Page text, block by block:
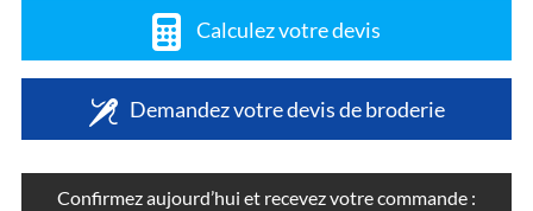
Calculez votre devis
Demandez votre devis de broderie
Confirmez aujourd’hui et recevez votre commande :